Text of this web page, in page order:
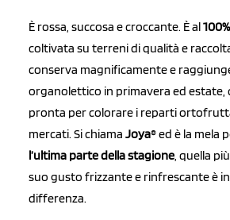
È rossa, succosa e croccante. È al
coltivata su terreni di qualità e
conserva magnificamente e
organolettico in primavera ed estate,
pronta per colorare i reparti
mercati. Si chiama Joya® ed è la mela
l’ultima parte della stagione, quella
suo gusto frizzante e rinfrescante è
differenza.